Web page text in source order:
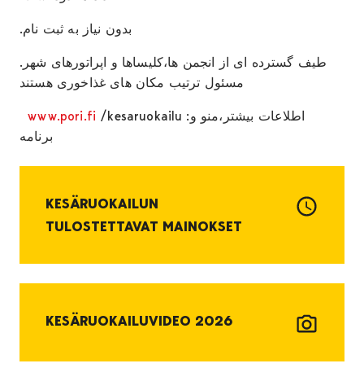
.بدون نیاز به ثبت نام
.طیف گسترده ای از انجمن ها،کلیساها و اپراتورهای شهر
مسئول ترتیب مکان های غذاخوری هستند
www.pori.fi /kesaruokailu :اطلاعات بیشتر،منو و
KESÄRUOKAILUN
TULOSTETTAVAT MAINOKSET
KESÄRUOKAILUVIDEO 2026